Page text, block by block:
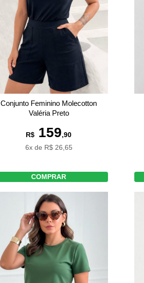
Conjunto Feminino Molecotton
Valéria Preto
R$ 159,90
6x de R$ 26,65
COMPRAR